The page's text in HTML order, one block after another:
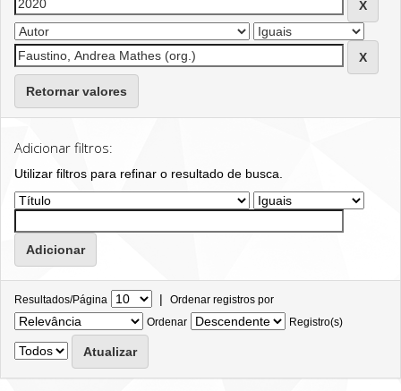
Retornar valores
Adicionar filtros:
Utilizar filtros para refinar o resultado de busca.
Resultados/Página | Ordenar registros por
Ordenar
Registro(s)